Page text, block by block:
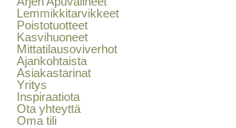
Lemmikkitarvikkeet
Poistotuotteet
Kasvihuoneet
Mittatilausoviverhot
Ajankohtaista
Asiakastarinat
Yritys
Inspiraatiota
Ota yhteyttä
Oma tili